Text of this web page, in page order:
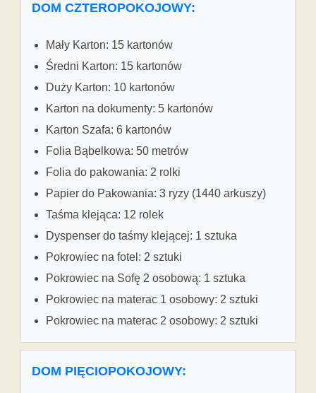
DOM CZTEROPOKOJOWY:
Mały Karton: 15 kartonów
Średni Karton: 15 kartonów
Duży Karton: 10 kartonów
Karton na dokumenty: 5 kartonów
Karton Szafa: 6 kartonów
Folia Bąbelkowa: 50 metrów
Folia do pakowania: 2 rolki
Papier do Pakowania: 3 ryzy (1440 arkuszy)
Taśma klejąca: 12 rolek
Dyspenser do taśmy klejącej: 1 sztuka
Pokrowiec na fotel: 2 sztuki
Pokrowiec na Sofę 2 osobową: 1 sztuka
Pokrowiec na materac 1 osobowy: 2 sztuki
Pokrowiec na materac 2 osobowy: 2 sztuki
DOM PIĘCIOPOKOJOWY: